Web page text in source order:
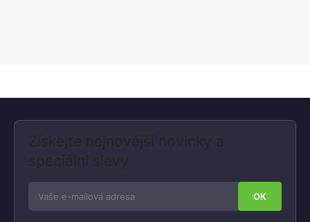
Získejte nejnovější novinky a
speciální slevy